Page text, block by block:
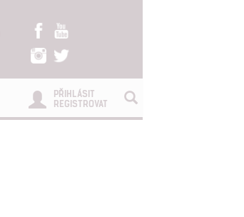
PŘIHLÁSIT
REGISTROVAT